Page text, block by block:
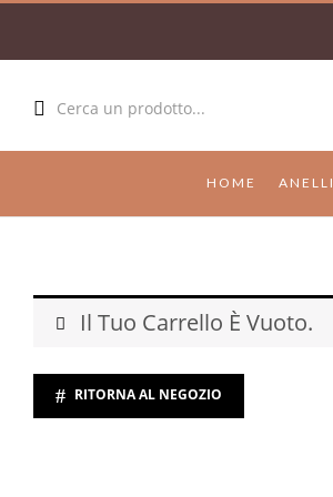
Cerca un prodotto...
HOME ANELLI
Il Tuo Carrello È Vuoto.
RITORNA AL NEGOZIO